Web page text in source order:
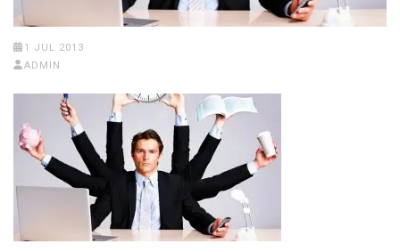
1 JUL 2013
ADMIN